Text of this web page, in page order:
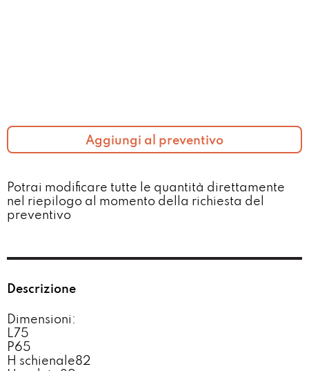
Aggiungi al preventivo
Potrai modificare tutte le quantità direttamente
nel riepilogo al momento della richiesta del
preventivo​
Descrizione
Dimensioni:
L75
P65
H schienale82